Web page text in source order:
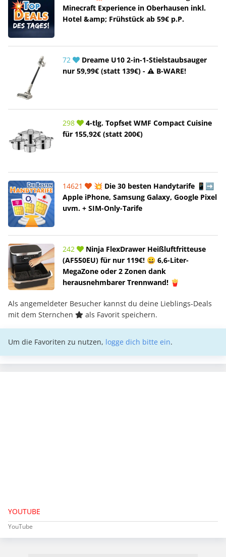
Minecraft Experience in Oberhausen inkl.
Hotel &amp; Frühstück ab 59€ p.P.
72
Dreame U10 2-in-1-Stielstaubsauger
nur 59,99€ (statt 139€) - ⚠️ B-WARE!
298
4-tlg. Topfset WMF Compact Cuisine
für 155,92€ (statt 200€)
14621
💥 Die 30 besten Handytarife 📱➡️
Apple iPhone, Samsung Galaxy, Google Pixel
uvm. + SIM-Only-Tarife
242
Ninja FlexDrawer Heißluftfritteuse
(AF550EU) für nur 119€! 😀 6,6-Liter-
MegaZone oder 2 Zonen dank
herausnehmbarer Trennwand! 🍟
Als angemeldeter Besucher kannst du deine Lieblings-Deals
mit dem Sternchen
als Favorit speichern.
Um die Favoriten zu nutzen, logge dich bitte ein.
YOUTUBE
YouTube